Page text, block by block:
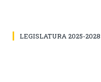
LEGISLATURA 2025-2028